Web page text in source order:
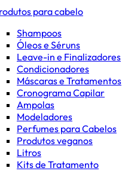
para cabelo
Shampoos
Óleos e Séruns
Leave-in e Finalizadores
Condicionadores
Máscaras e Tratamentos
Cronograma Capilar
Ampolas
Modeladores
Perfumes para Cabelos
Produtos veganos
Litros
Kits de Tratamento